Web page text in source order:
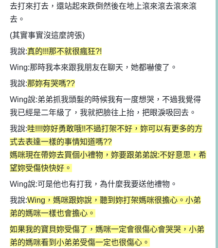
去打來打去，還站起來跌倒然後在地上滾來滾去滾來滾
去。
(其實事實沒這麼誇張)
我說:真的!!!那不就很瘋狂?!
Wing:那時我本來跟我朋友在聊天，她都嚇傻了。
我說:那妳有哭嗎??
Wing說:弟弟抓我頭髮的時候我有一度想哭，不過我覺得
我已經是二年級了，我就把臉往上抬，把眼淚吸回去。
我說:哇!!!!妳好勇敢哦!!不過打架不好，妳可以有更多的方
式去表達一樣的事情知道嗎??
媽咪現在帶妳去買個小禮物，妳要跟弟弟說:不好意思，希
望妳受傷快快好。
Wing說:可是他也有打我，為什麼我要送他禮物。
我說:Wing，媽咪跟妳說，聽到妳打架媽咪很擔心。小弟
弟的媽咪一樣也會擔心。
如果我的寶貝妳受傷了，媽咪一定會很傷心會哭哭，小弟
弟的媽咪看到小弟弟受傷一定也很傷心。